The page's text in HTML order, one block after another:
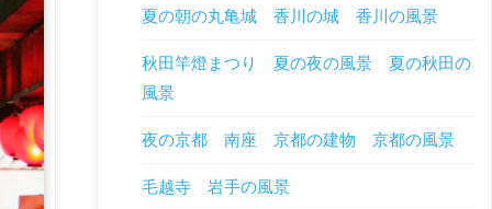
夏の朝の丸亀城 香川の城 香川の風景
秋田竿燈まつり 夏の夜の風景 夏の秋田の
風景
夜の京都 南座 京都の建物 京都の風景
毛越寺 岩手の風景